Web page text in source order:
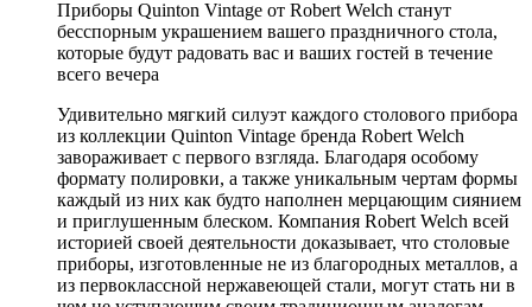
Приборы Quinton Vintage от Robert Welch станут
бесспорным украшением вашего праздничного стола,
которые будут радовать вас и ваших гостей в течение
всего вечера
Удивительно мягкий силуэт каждого столового прибора
из коллекции Quinton Vintage бренда Robert Welch
завораживает с первого взгляда. Благодаря особому
формату полировки, а также уникальным чертам формы
каждый из них как будто наполнен мерцающим сиянием
и приглушенным блеском. Компания Robert Welch всей
историей своей деятельности доказывает, что столовые
приборы, изготовленные не из благородных металлов, а
из первоклассной нержавеющей стали, могут стать ни в